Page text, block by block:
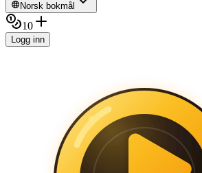
Norsk bokmål
10
Logg inn